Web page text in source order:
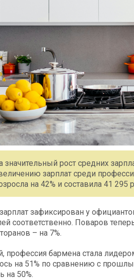
значительный рост средних
зарплат среди
на 42% и составила 41 295
зафиксирован у
соответственно. Поваров
– на 7%.
профессия бармена стала
на 51% по сравнению с
на 50%.